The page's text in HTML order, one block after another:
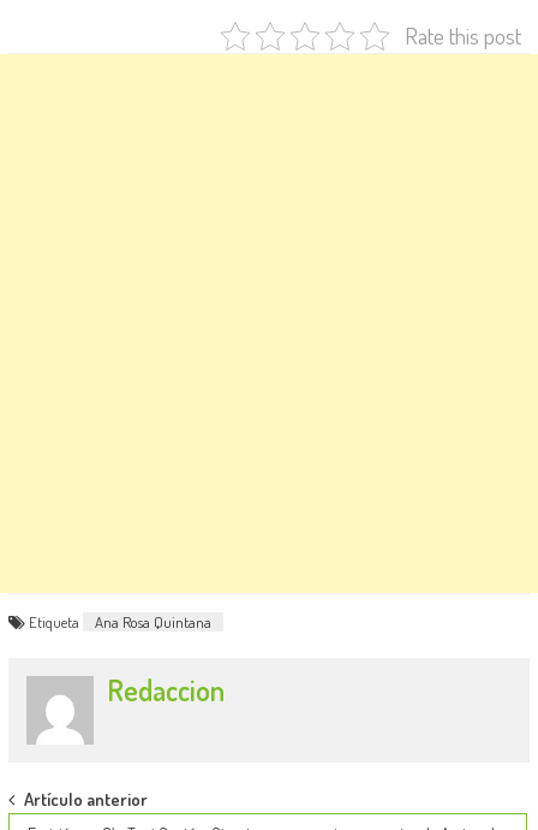
Rate this post
Etiqueta Ana Rosa Quintana
Redaccion
Post
Artículo anterior